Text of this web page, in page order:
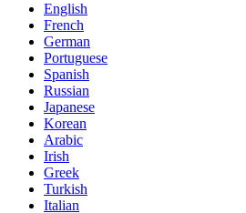
English
French
German
Portuguese
Spanish
Russian
Japanese
Korean
Arabic
Irish
Greek
Turkish
Italian